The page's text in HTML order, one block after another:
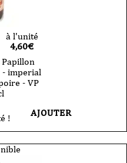
à l'unité
4,60€
- imperial
- VP
! AJOUTER